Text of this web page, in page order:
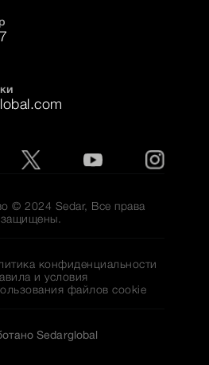
© 2024 Sedar, Все права
защищены.
конфиденциальности
и условия
файлов cookie
Sedarglobal